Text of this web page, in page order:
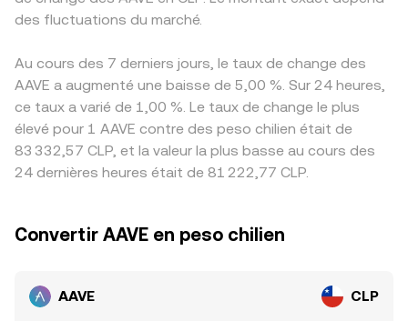
des fluctuations du marché.
Au cours des 7 derniers jours, le taux de change des
AAVE a augmenté une baisse de 5,00 %. Sur 24 heures,
ce taux a varié de 1,00 %. Le taux de change le plus
élevé pour 1 AAVE contre des peso chilien était de
83 332,57 CLP, et la valeur la plus basse au cours des
24 dernières heures était de 81 222,77 CLP.
Convertir AAVE en peso chilien
AAVE CLP